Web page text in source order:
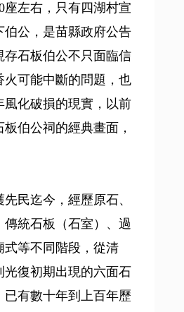
座左右，只有四湖村宣
伯公，是苗縣政府公告
存石板伯公不只面臨信
火可能中斷的問題，也
風化破損的現實，以前
伯公祠的經典畫面，
民迄今，經歷原石、
傳統石板（石室）、過
式等不同階段，從清
光復初期出現的六面石
已有數十年到上百年歷